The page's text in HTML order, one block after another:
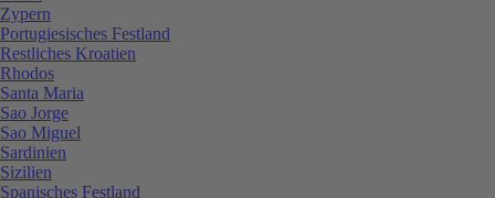
Zypern
Portugiesisches Festland
Restliches Kroatien
Rhodos
Santa Maria
Sao Jorge
Sao Miguel
Sardinien
Sizilien
Spanisches Festland